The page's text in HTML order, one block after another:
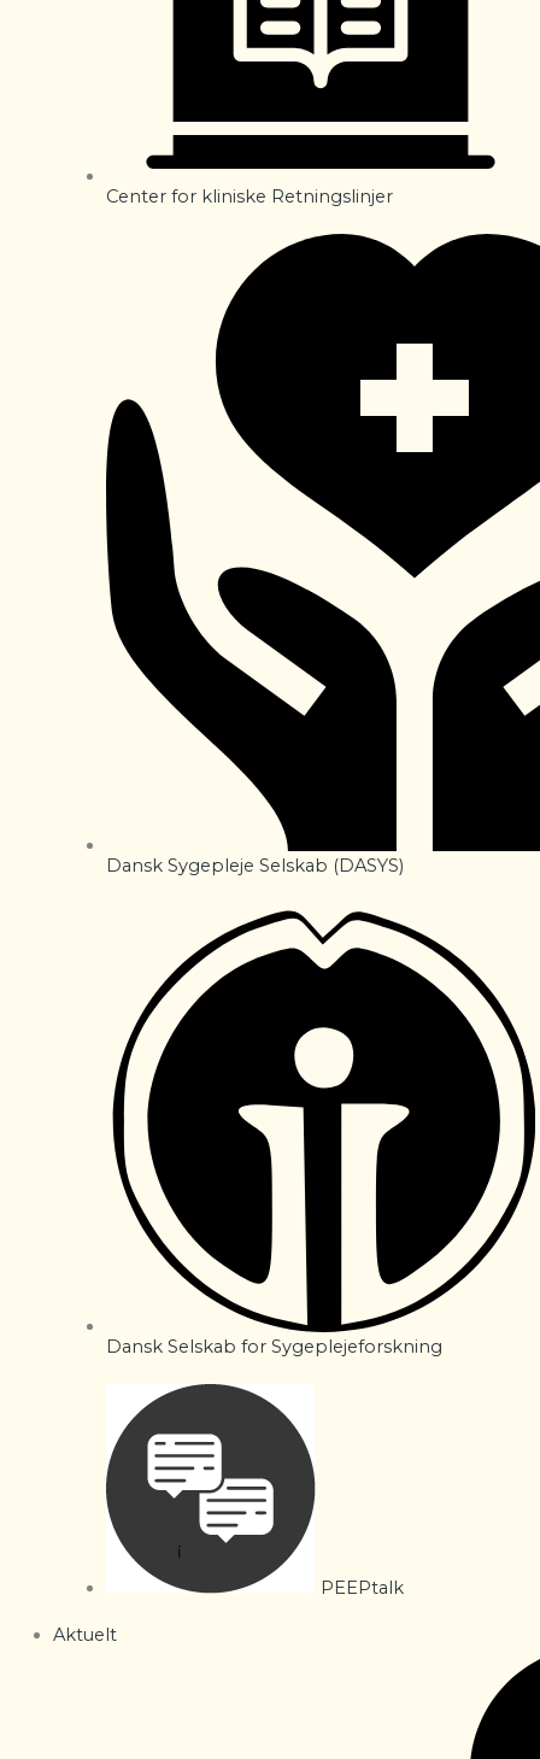
Center for kliniske Retningslinjer
Dansk Sygepleje Selskab (DASYS)
Dansk Selskab for Sygeplejeforskning
PEEPtalk
Aktuelt